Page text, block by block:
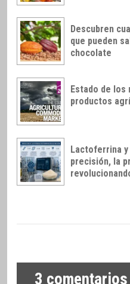
Descubren
que pueden
chocolate
Estado de los
productos
Lactoferrina
precisión, la
3 comentarios